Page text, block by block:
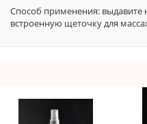
Способ применения: выдавите
встроенную щеточку для